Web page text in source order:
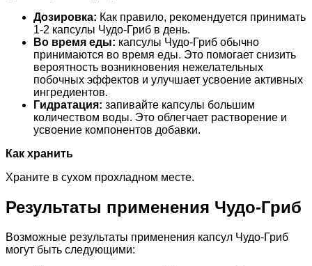
Дозировка: Как правило, рекомендуется принимать
1-2 капсулы Чудо-Гриб в день.
Во время еды: капсулы Чудо-Гриб обычно
принимаются во время еды. Это помогает снизить
вероятность возникновения нежелательных
побочных эффектов и улучшает усвоение активных
ингредиентов.
Гидратация: запивайте капсулы большим
количеством воды. Это облегчает растворение и
усвоение компонентов добавки.
Как хранить
Храните в сухом прохладном месте.
Результаты применения Чудо-Гриб
Возможные результаты применения капсул Чудо-Гриб
могут быть следующими: